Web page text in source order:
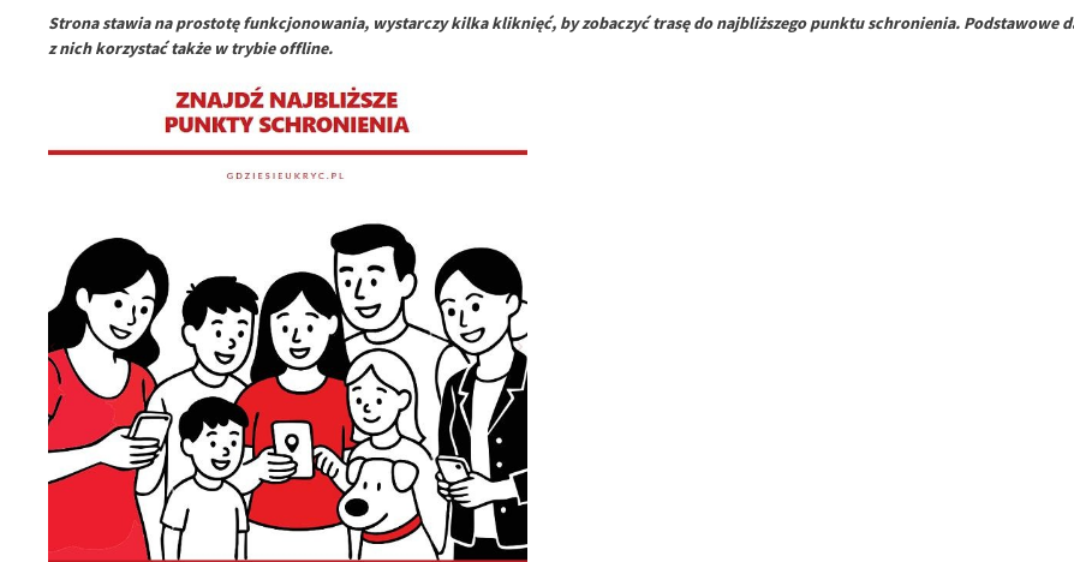
Strona stawia na prostotę funkcjonowania, wystarczy kilka kliknięć, by zobaczyć trasę do najbliższego punktu schronienia. Podstawowe
z nich korzystać także w trybie offline.